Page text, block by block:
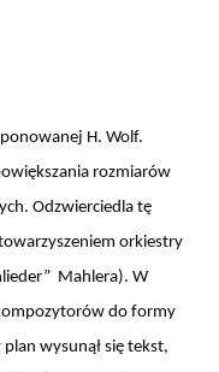
H. Wolf.
rozmiarów
Odzwierciedla tę
orkiestry
Mahlera). W
do formy
wysunął się tekst,